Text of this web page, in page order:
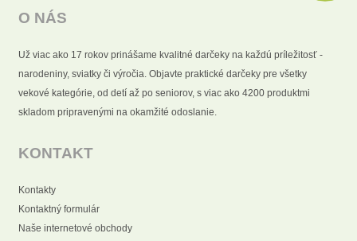
O NÁS
Už viac ako 17 rokov prinášame kvalitné darčeky na každú príležitosť -
narodeniny, sviatky či výročia. Objavte praktické darčeky pre všetky
vekové kategórie, od detí až po seniorov, s viac ako 4200 produktmi
skladom pripravenými na okamžité odoslanie.
KONTAKT
Kontakty
Kontaktný formulár
Naše internetové obchody